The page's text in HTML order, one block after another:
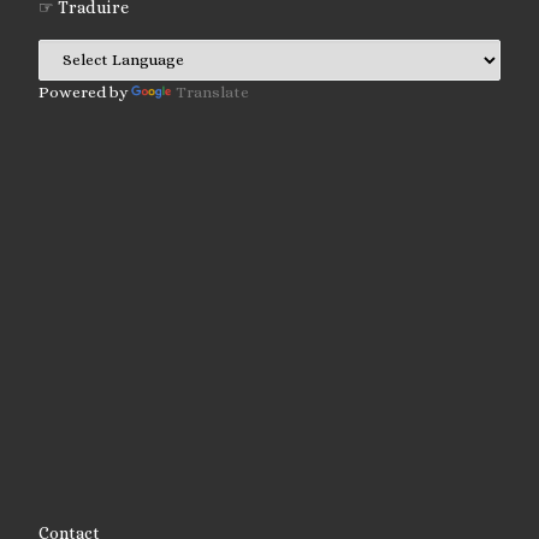
☞ Traduire
Powered by Translate
Contact